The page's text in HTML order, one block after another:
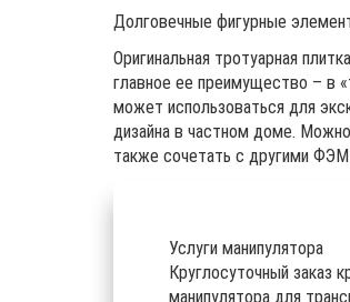
Долговечные фигурные
Оригинальная тротуарная
главное ее преимущество – в
может использоваться для
дизайна в частном доме.
также сочетать с другими ФЭМ
Услуги манипулятора
Круглосуточный заказ
манипулятора для